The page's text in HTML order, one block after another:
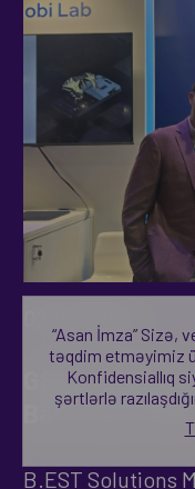
02.03.2026
GSMA Mobile
Barcelona
B.EST Solutions
“Asan İmza” Sizə,
təqdim etməyimiz
Konfidensiallıq
şərtlərlə